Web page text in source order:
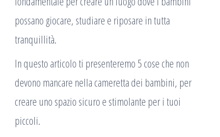
possano giocare, studiare e riposare in tutta
tranquillità.
In questo articolo ti presenteremo 5 cose che non
devono mancare nella cameretta dei bambini, per
creare uno spazio sicuro e stimolante per i tuoi
piccoli.